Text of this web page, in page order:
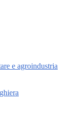
e agroindustria